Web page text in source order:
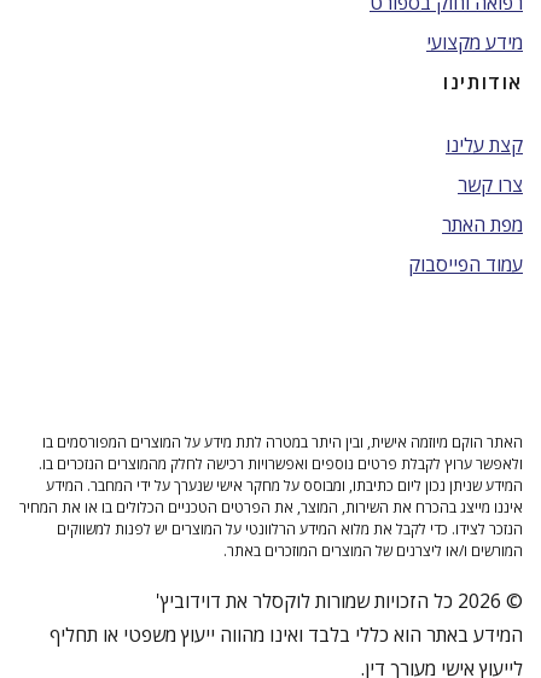
מידע מקצועי
אודותינו
קצת עלינו
צרו קשר
מפת האתר
עמוד הפייסבוק
האתר הוקם מיוזמה אישית, ובין היתר במטרה לתת מידע על המוצרים המפורסמים בו
ולאפשר ערוץ לקבלת פרטים נוספים ואפשרויות רכישה לחלק מהמוצרים הנזכרים בו.
המידע שניתן נכון ליום כתיבתו, ומבוסס על מחקר אישי שנערך על ידי המחבר. המידע
איננו מייצג בהכרח את השירות, המוצר, את הפרטים הטכניים הכלולים בו או את המחיר
הנזכר לצידו. כדי לקבל את מלוא המידע הרלוונטי על המוצרים יש לפנות למשווקים
המורשים ו/או ליצרנים של המוצרים המוזכרים באתר.
© 2026 כל הזכויות שמורות לוקסלר את דוידוביץ'
המידע באתר הוא כללי בלבד ואינו מהווה ייעוץ משפטי או תחליף
לייעוץ אישי מעורך דין.